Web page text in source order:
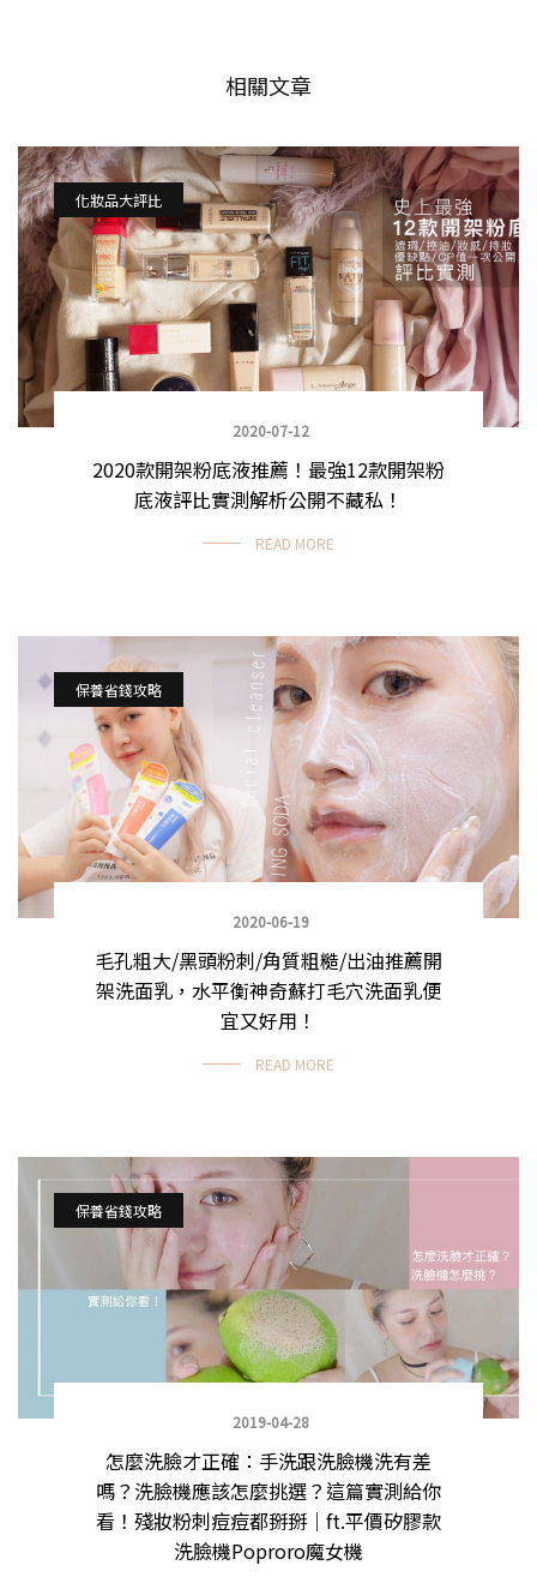
相關文章
化妝品大評比
2020-07-12
2020款開架粉底液推薦！最強12款開架粉
底液評比實測解析公開不藏私！
READ MORE
保養省錢攻略
2020-06-19
毛孔粗大/黑頭粉刺/角質粗糙/出油推薦開
架洗面乳，水平衡神奇蘇打毛穴洗面乳便
宜又好用！
READ MORE
保養省錢攻略
2019-04-28
怎麼洗臉才正確：手洗跟洗臉機洗有差
嗎？洗臉機應該怎麼挑選？這篇實測給你
看！殘妝粉刺痘痘都掰掰｜ft.平價矽膠款
洗臉機Poproro魔女機